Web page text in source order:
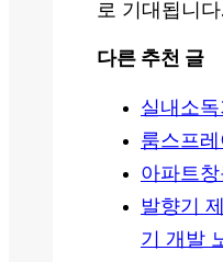
로 기대됩니다
다른 추천 글
실내소
룸스프
아파트
발향기
기 개발